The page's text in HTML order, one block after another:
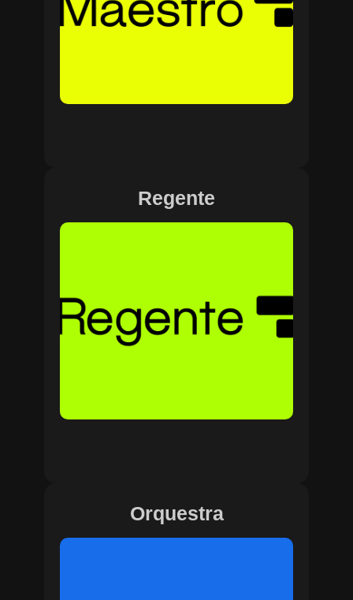
Regente
Orquestra